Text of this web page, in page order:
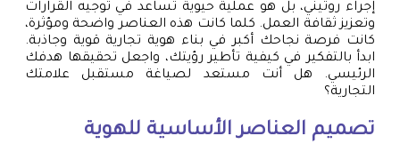
إجراء روتيني، بل هو عملية حيوية تساعد في توجيه القرارات
وتعزيز ثقافة العمل. كلما كانت هذه العناصر واضحة ومؤثرة،
كانت فرصة نجاحك أكبر في بناء هوية تجارية قوية وجاذبة.
ابدأ بالتفكير في كيفية تأطير رؤيتك، واجعل تحقيقها هدفك
الرئيسي. هل أنت مستعد لصياغة مستقبل علامتك
التجارية؟
تصميم العناصر الأساسية للهوية